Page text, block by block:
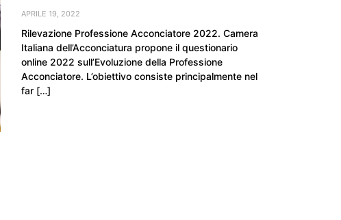
APRILE 19, 2022
Rilevazione Professione Acconciatore 2022. Camera
Italiana dell’Acconciatura propone il questionario
online 2022 sull’Evoluzione della Professione
Acconciatore. L’obiettivo consiste principalmente nel
far […]